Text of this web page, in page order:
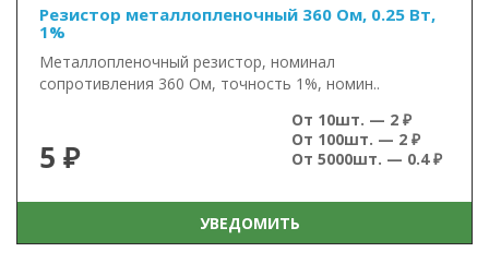
Резистор металлопленочный 360 Ом, 0.25 Вт,
1%
Металлопленочный резистор, номинал
сопротивления 360 Ом, точность 1%, номин..
5 ₽
От 10шт. — 2 ₽
От 100шт. — 2 ₽
От 5000шт. — 0.4 ₽
УВЕДОМИТЬ